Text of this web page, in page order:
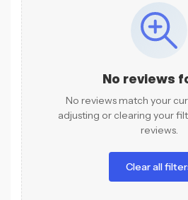
No reviews
No reviews match your
adjusting or clearing your
reviews.
Clear all